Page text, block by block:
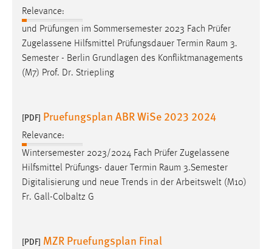
Relevance:
und Prüfungen im Sommersemester 2023 Fach Prüfer
Zugelassene Hilfsmittel Prüfungsdauer Termin Raum 3.
Semester - Berlin Grundlagen des Konfliktmanagements
(M7) Prof. Dr. Striepling
[PDF] Pruefungsplan ABR WiSe 2023 2024
Relevance:
Wintersemester 2023/2024 Fach Prüfer Zugelassene
Hilfsmittel Prüfungs- dauer Termin Raum 3.Semester
Digitalisierung und neue Trends in der Arbeitswelt (M10)
Fr. Gall-Colbaltz G
[PDF] MZR Pruefungsplan Final